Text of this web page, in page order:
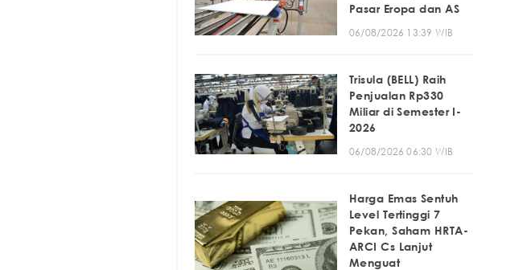
Pasar Eropa dan AS
06/08/2026 13:39 WIB
Trisula (BELL) Raih
Penjualan Rp330
Miliar di Semester I-
2026
06/08/2026 06:30 WIB
Harga Emas Sentuh
Level Tertinggi 7
Pekan, Saham HRTA-
ARCI Cs Lanjut
Menguat